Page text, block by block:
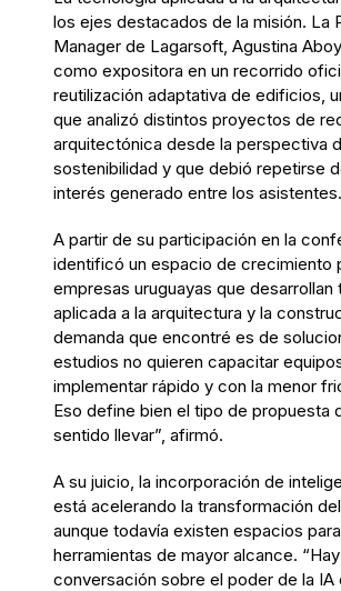
los ejes destacados de la misión. La
Manager de Lagarsoft, Agustina
como expositora en un recorrido
reutilización adaptativa de edificios,
que analizó distintos proyectos de
arquitectónica desde la perspectiva
sostenibilidad y que debió repetirse
interés generado entre los asistentes.
A partir de su participación en la
identificó un espacio de crecimiento
empresas uruguayas que desarrollan
aplicada a la arquitectura y la
demanda que encontré es de
estudios no quieren capacitar
implementar rápido y con la menor
Eso define bien el tipo de propuesta
sentido llevar”, afirmó.
A su juicio, la incorporación de
está acelerando la transformación
aunque todavía existen espacios
herramientas de mayor alcance.
conversación sobre el poder de la IA